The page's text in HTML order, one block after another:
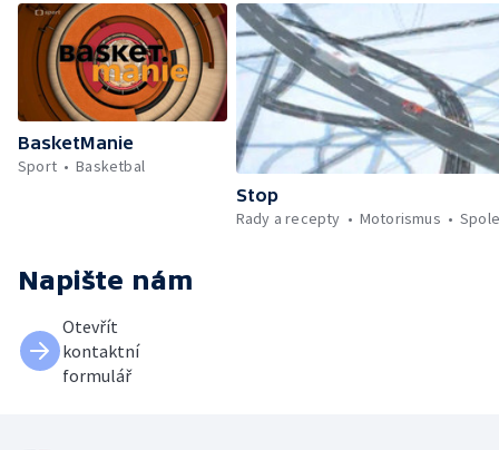
BasketManie
Sport
Basketbal
Stop
Rady a recepty
Motorismus
Napište nám
Otevřít
kontaktní
formulář